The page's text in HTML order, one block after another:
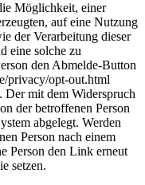
Möglichkeit, einer
auf eine Nutzung
der Verarbeitung dieser
eine solche zu
den Abmelde-Button
privacy/opt-out.html
Der mit dem Widerspruch
der betroffenen Person
abgelegt. Werden
Person nach einem
Person den Link erneut
setzen.